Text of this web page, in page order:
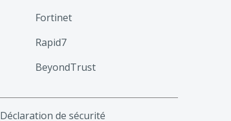
Fortinet
Rapid7
BeyondTrust
Déclaration de sécurité